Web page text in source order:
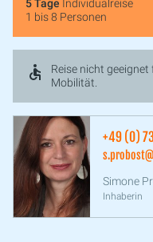
5 Tage Individualreise
1 bis 8 Personen
Reise nicht
Mobilität.
+49 (0)
Simone
Inhaberin